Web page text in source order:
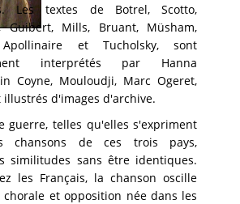
Les textes de Botrel, Scotto,
Guibert, Mills, Bruant, Müsham,
et Tucholsky, sont
interprétés par Hanna
Coyne, Mouloudji, Marc Ogeret,
illustrés d'images d'archive.
guerre, telles qu'elles s'expriment
chansons de ces trois pays,
similitudes sans être identiques.
les Français, la chanson oscille
et opposition née dans les